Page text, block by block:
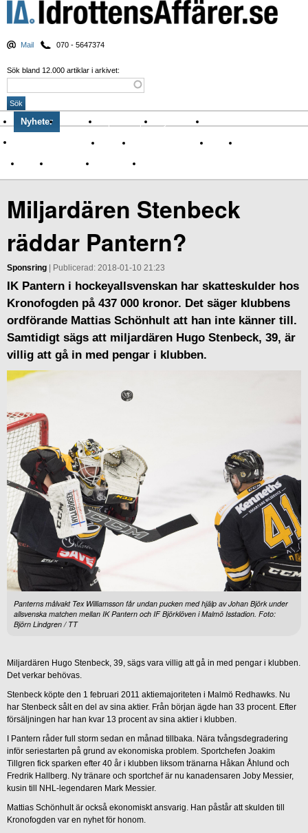
Mail 070 - 5647374
Sök bland 12.000 artiklar i arkivet:
Nyheter Krönikor Sport & spel Nyhetsbrev
Om Idrottens Affärer
Affärer I spåren av Corona Arena
Namn Sponsring TV-nyheter
Miljardären Stenbeck
räddar Pantern?
Sponsring | Publicerad: 2018-01-10 21:23
IK Pantern i hockeyallsvenskan har skatteskulder hos
Kronofogden på 437 000 kronor. Det säger klubbens
ordförande Mattias Schönhult att han inte känner till.
Samtidigt sägs att miljardären Hugo Stenbeck, 39, är
villig att gå in med pengar i klubben.
Panterns målvakt Tex Williamsson får undan pucken med hjälp av Johan Björk under
allsvenska matchen mellan IK Pantern och IF Björklöven i Malmö Isstadion. Foto:
Björn Lindgren / TT
Miljardären Hugo Stenbeck, 39, sägs vara villig att gå in med pengar i klubben.
Det verkar behövas.
Stenbeck köpte den 1 februari 2011 aktiemajoriteten i Malmö Redhawks. Nu
har Stenbeck sålt en del av sina aktier. Från början ägde han 33 procent. Efter
försäljningen har han kvar 13 procent av sina aktier i klubben.
I Pantern råder full storm sedan en månad tillbaka. Nära tvångsdegradering
inför seriestarten på grund av ekonomiska problem. Sportchefen Joakim
Tillgren fick sparken efter 40 år i klubben liksom tränarna Håkan Åhlund och
Fredrik Hallberg. Ny tränare och sportchef är nu kanadensaren Joby Messier,
kusin till NHL-legendaren Mark Messier.
Mattias Schönhult är också ekonomiskt ansvarig. Han påstår att skulden till
Kronofogden var en nyhet för honom.